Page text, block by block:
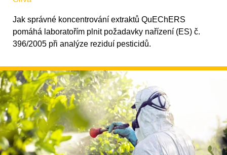
Jak správné koncentrování extraktů QuEChERS
pomáhá laboratořím plnit požadavky nařízení (ES) č.
396/2005 při analýze reziduí pesticidů.